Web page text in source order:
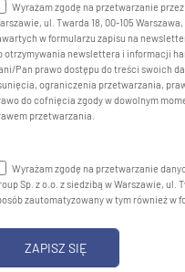
Wyrażam zgodę na przetwarzanie
ul. Twarda 18, 00-105
w formularzu zapisu na
otrzymywania newslettera i informacji
Pan prawo dostępu do treści swoich
ograniczenia przetwarzania,
do cofnięcia zgody w dowolnym
przetwarzania.
Wyrażam zgodę na przetwarzanie
Sp. z o.o. z siedzibą w Warszawie, ul.
zautomatyzowany w tym również w